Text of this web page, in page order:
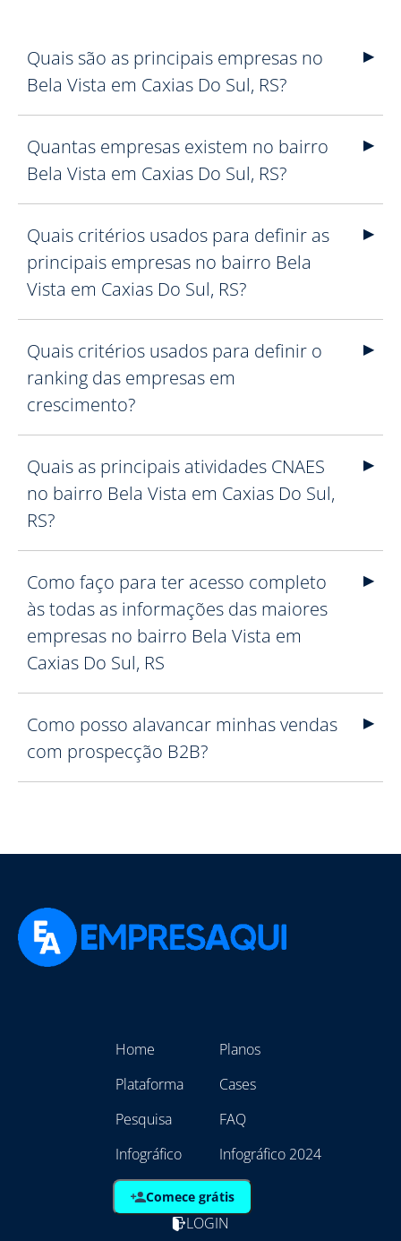
Quais são as principais empresas no
Bela Vista em Caxias Do Sul, RS?
Quantas empresas existem no bairro
Bela Vista em Caxias Do Sul, RS?
Quais critérios usados para definir as
principais empresas no bairro Bela
Vista em Caxias Do Sul, RS?
Quais critérios usados para definir o
ranking das empresas em
crescimento?
Quais as principais atividades CNAES
no bairro Bela Vista em Caxias Do Sul,
RS?
Como faço para ter acesso completo
às todas as informações das maiores
empresas no bairro Bela Vista em
Caxias Do Sul, RS
Como posso alavancar minhas vendas
com prospecção B2B?
Home
Plataforma
Pesquisa
Infográfico
Planos
Cases
FAQ
Infográfico 2024
Comece grátis
LOGIN